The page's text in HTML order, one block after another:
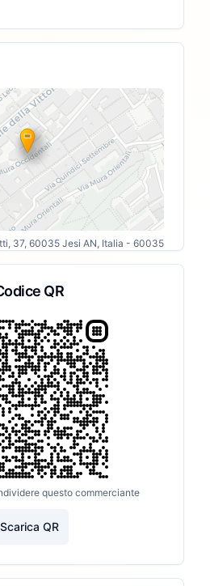
37, 60035 Jesi AN, Italia - 60035
QR
questo commerciante
Scarica QR